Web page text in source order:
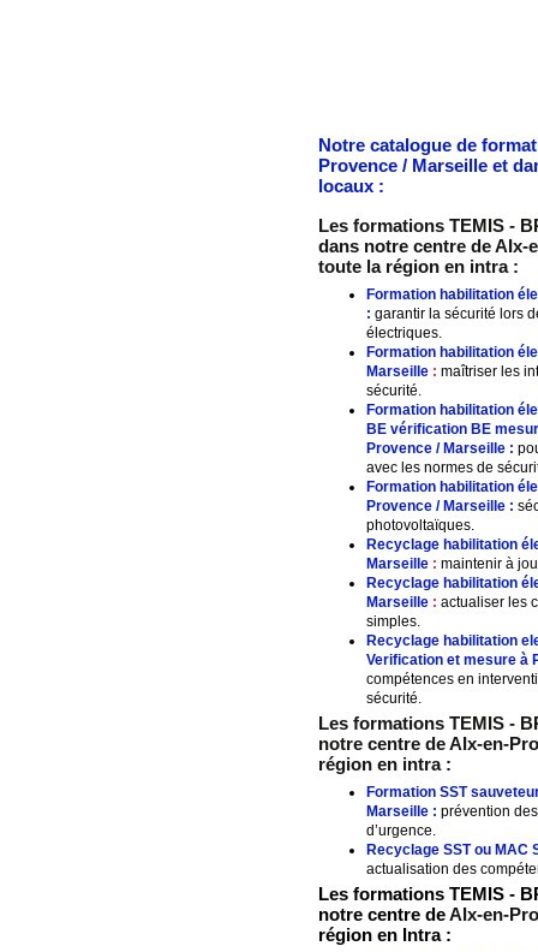
Notre catalogue de
Provence / Marseille et
locaux :
Les formations TEMIS -
dans notre centre de AIx-
toute la région en intra :
Formation habilitation
: garantir la sécurité lors
électriques.
Formation habilitation
Marseille : maîtriser les
sécurité.
Formation habilitation
BE vérification BE
Provence / Marseille :
avec les normes de
Formation habilitation
Provence / Marseille :
photovoltaïques.
Recyclage habilitation
Marseille : maintenir à
Recyclage habilitation
Marseille : actualiser les
simples.
Recyclage habilitation
Verification et mesure à
compétences en
sécurité.
Les formations TEMIS -
notre centre deAIx-en-
région en intra :
Formation SST
Marseille : prévention
d’urgence.
Recyclage SST ou MAC
actualisation des
Les formations TEMIS -
notre centre deAIx-en-
région en Intra :